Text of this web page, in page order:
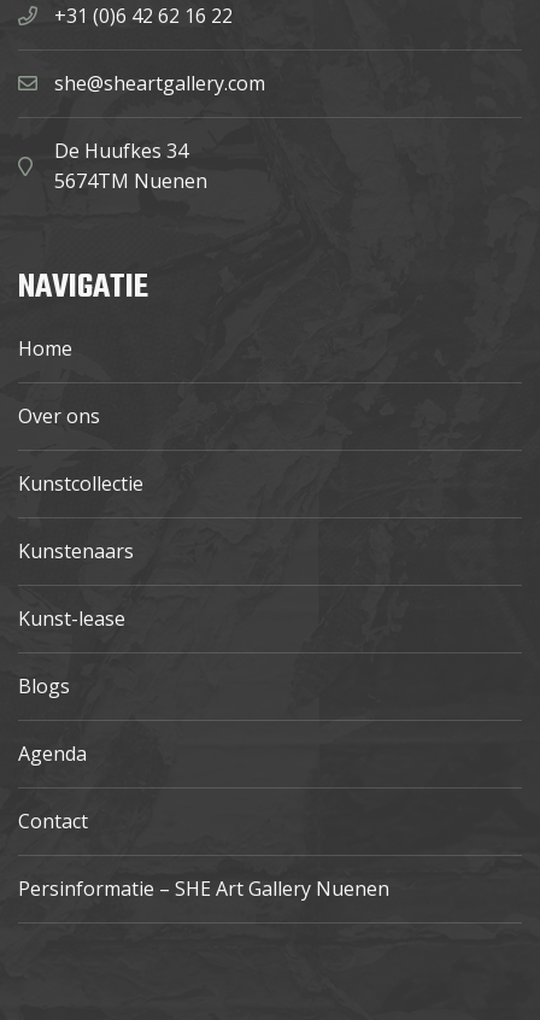
+31 (0)6 42 62 16 22
she@sheartgallery.com
De Huufkes 34
5674TM Nuenen
NAVIGATIE
Home
Over ons
Kunstcollectie
Kunstenaars
Kunst-lease
Blogs
Agenda
Contact
Persinformatie – SHE Art Gallery Nuenen